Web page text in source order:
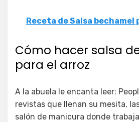
Receta de Salsa bechamel
Cómo hacer salsa
para el arroz
A la abuela le encanta leer:
revistas que llenan su mesita,
salón de manicura donde